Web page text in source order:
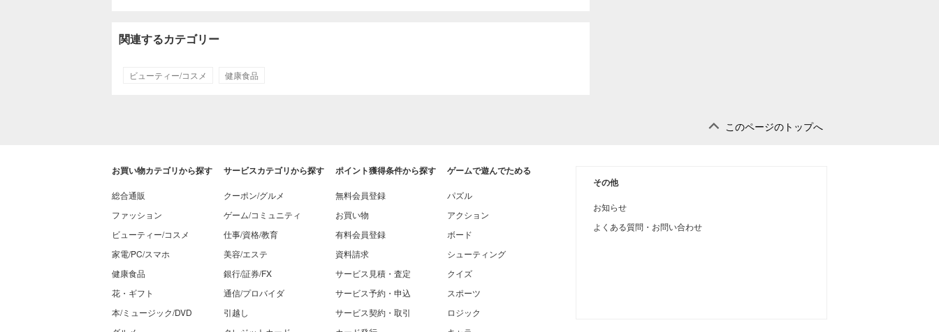
関連するカテゴリー
ビューティー/コスメ 健康食品
このページのトップへ
お買い物カテゴリから探す
総合通販
ファッション
ビューティー/コスメ
家電/PC/スマホ
健康食品
花・ギフト
本/ミュージック/DVD
サービスカテゴリから探す
クーポン/グルメ
ゲーム/コミュニティ
仕事/資格/教育
美容/エステ
銀行/証券/FX
通信/プロバイダ
引越し
ポイント獲得条件から探す
無料会員登録
お買い物
有料会員登録
資料請求
サービス見積・査定
サービス予約・申込
サービス契約・取引
ゲームで遊んでためる
パズル
アクション
ボード
シューティング
クイズ
スポーツ
ロジック
その他
お知らせ
よくある質問・お問い合わせ